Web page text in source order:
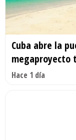
Cuba abre la
megaproyecto
Hace 1 día